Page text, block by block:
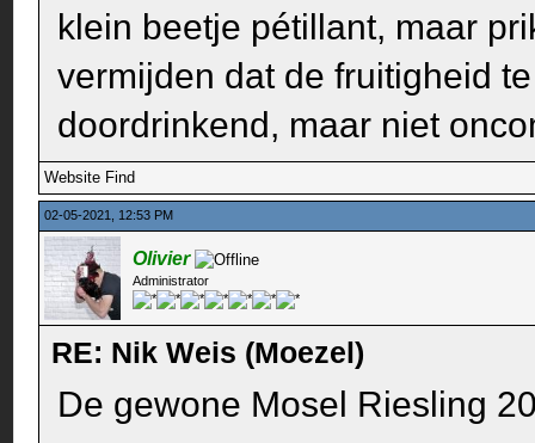
klein beetje pétillant, maar
vermijden dat de fruitigheid
doordrinkend, maar niet
Website Find
02-05-2021, 12:53 PM
Olivier
Administrator
RE: Nik Weis (Moezel)
De gewone Mosel Riesling